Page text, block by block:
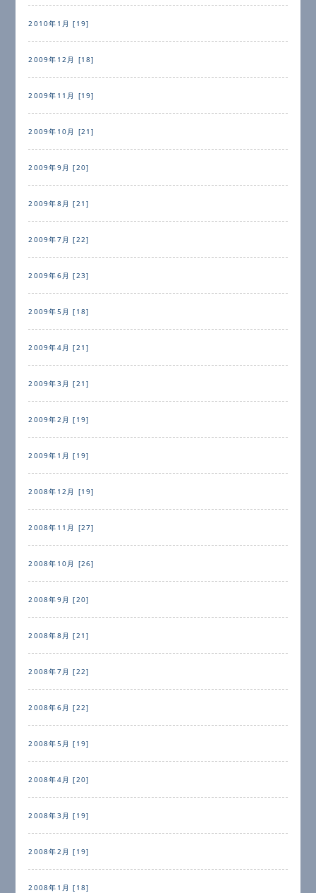
2010年1月 [19]
2009年12月 [18]
2009年11月 [19]
2009年10月 [21]
2009年9月 [20]
2009年8月 [21]
2009年7月 [22]
2009年6月 [23]
2009年5月 [18]
2009年4月 [21]
2009年3月 [21]
2009年2月 [19]
2009年1月 [19]
2008年12月 [19]
2008年11月 [27]
2008年10月 [26]
2008年9月 [20]
2008年8月 [21]
2008年7月 [22]
2008年6月 [22]
2008年5月 [19]
2008年4月 [20]
2008年3月 [19]
2008年2月 [19]
2008年1月 [18]